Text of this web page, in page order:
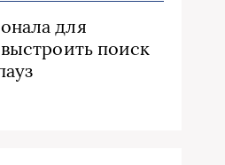
для
поиск